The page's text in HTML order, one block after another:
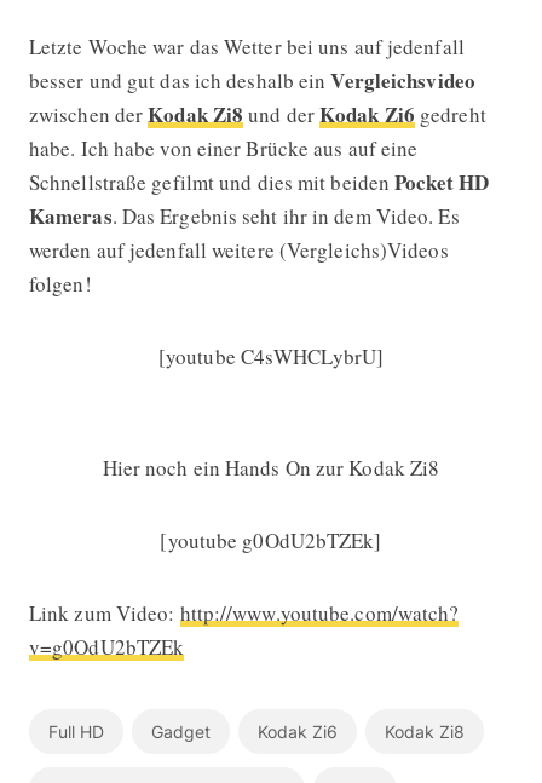
Kodak Zi8 vs. Kodak Zi6 –
Letzte Woche war das Wetter bei uns auf jedenfall
besser und gut das ich deshalb einVergleichsvideo
zwischen derKodak Zi8 und derKodak Zi6 gedreht
habe. Ich habe von einer Brücke aus auf eine
Schnellstraße gefilmt und dies mit beidenPocket HD
Kameras. Das Ergebnis seht ihr in dem Video. Es
werden auf jedenfall weitere (Vergleichs)Videos
folgen!
[youtube C4sWHCLybrU]
Hier noch ein Hands On zur Kodak Zi8
[youtube g0OdU2bTZEk]
Link zum Video: http://www.youtube.com/watch?
v=g0OdU2bTZEk
Full HD Gadget Kodak Zi6 Kodak Zi8